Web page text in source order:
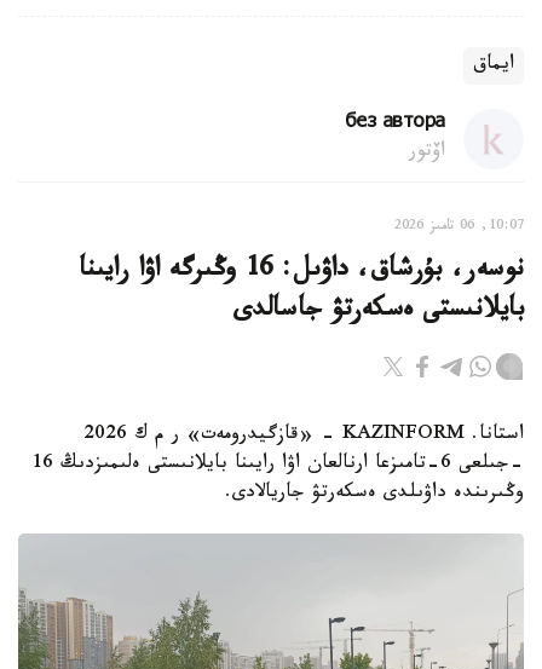
ايماق
без автора
اۆتور
10:07, 06 تامىز 2026
نوسەر، بۇرشاق، داۋىل: 16 وڭىرگە اۋا رايىنا
بايلانىستى ەسكەرتۋ جاسالدى
استانا. KAZINFORM - «قازگيدرومەت» ر م ك 2026
-جىلعى 6-تامىزعا ارنالعان اۋا رايىنا بايلانىستى ەلىمىزدىڭ 16
وڭىرىندە داۋىلدى ەسكەرتۋ جاريالادى.